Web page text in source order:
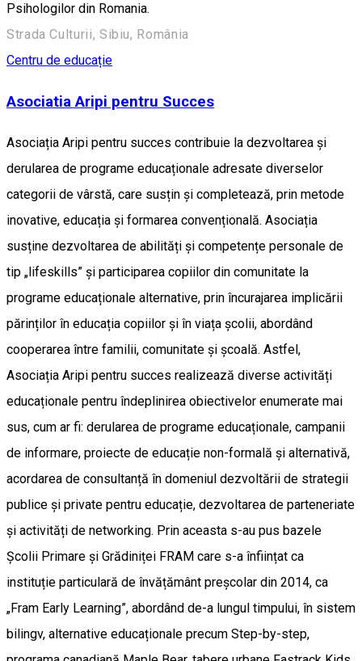
Psihologilor din Romania.
Strada Culturii, Sibiu, România
Centru de educație
Asociatia Aripi pentru Succes
Asociația Aripi pentru succes contribuie la dezvoltarea și
derularea de programe educaționale adresate diverselor
categorii de vârstă, care susțin și completează, prin metode
inovative, educația și formarea convențională. Asociația
susține dezvoltarea de abilități și competențe personale de
tip „lifeskills” și participarea copiilor din comunitate la
programe educaționale alternative, prin încurajarea implicării
părinților în educația copiilor și în viața școlii, abordând
cooperarea între familii, comunitate și școală. Astfel,
Asociația Aripi pentru succes realizează diverse activități
educaționale pentru îndeplinirea obiectivelor enumerate mai
sus, cum ar fi: derularea de programe educaționale, campanii
de informare, proiecte de educație non-formală și alternativă,
acordarea de consultanță în domeniul dezvoltării de strategii
publice și private pentru educație, dezvoltarea de parteneriate
și activități de networking. Prin aceasta s-au pus bazele
Școlii Primare și Grădiniței FRAM care s-a înființat ca
instituție particulară de învățământ preșcolar din 2014, ca
„Fram Early Learning”, abordând de-a lungul timpului, în sistem
bilingv, alternative educaționale precum Step-by-step,